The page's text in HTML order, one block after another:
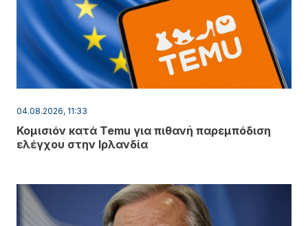
04.08.2026, 11:33
Κομισιόν κατά Temu για πιθανή παρεμπόδιση
ελέγχου στην Ιρλανδία